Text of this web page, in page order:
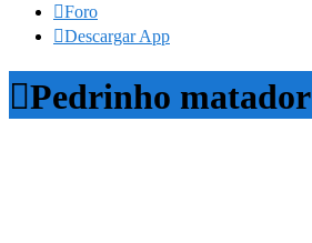
Foro
Descargar App
Pedrinho matador